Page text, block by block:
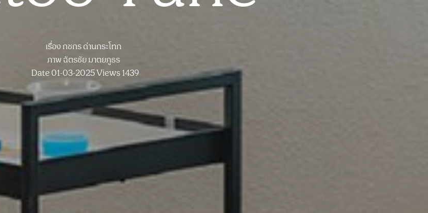
เรื่องกชกร ด่านกระโทก
ภาพฉัตรชัย มาตยภูธร
Date 01-03-2025Views 1439